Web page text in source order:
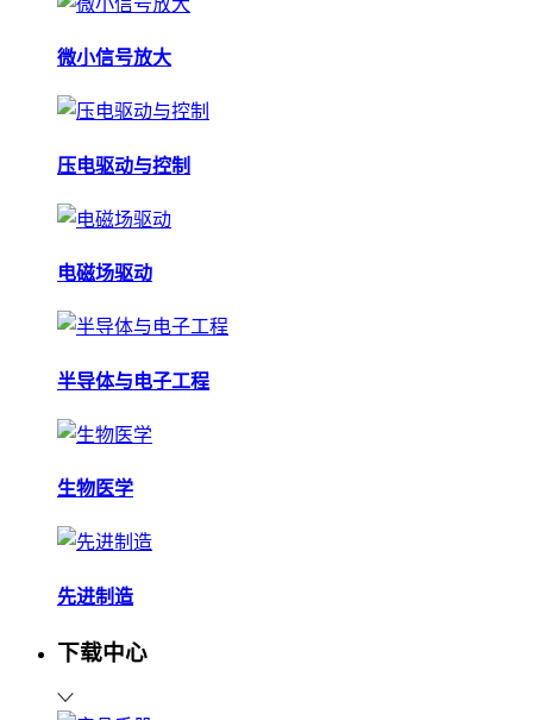
微小信号放大
压电驱动与控制
电磁场驱动
半导体与电子工程
生物医学
先进制造
下载中心